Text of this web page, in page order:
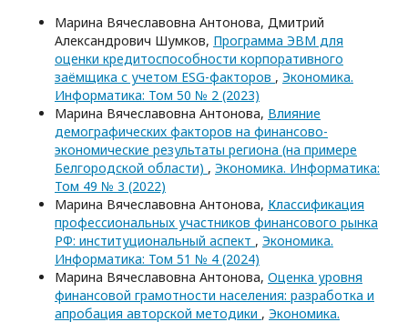
Марина Вячеславовна Антонова, Дмитрий
Александрович Шумков, Программа ЭВМ для
оценки кредитоспособности корпоративного
заёмщика с учетом ESG-факторов , Экономика.
Информатика: Том 50 № 2 (2023)
Марина Вячеславовна Антонова, Влияние
демографических факторов на финансово-
экономические результаты региона (на примере
Белгородской области) , Экономика. Информатика:
Том 49 № 3 (2022)
Марина Вячеславовна Антонова, Классификация
профессиональных участников финансового рынка
РФ: институциональный аспект , Экономика.
Информатика: Том 51 № 4 (2024)
Марина Вячеславовна Антонова, Оценка уровня
финансовой грамотности населения: разработка и
апробация авторской методики , Экономика.